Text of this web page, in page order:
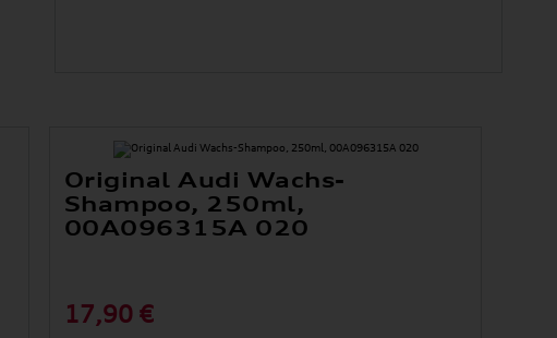
Original Audi Wachs-
Shampoo, 250ml,
00A096315A 020
17,90 €